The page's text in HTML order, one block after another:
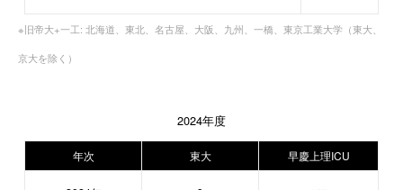
※旧帝大+一工: 北海道、東北、名古屋、大阪、九州、一橋、東京工業大学（東大、
京大を除く）
2024年度
年次 東大 早慶上理ICU